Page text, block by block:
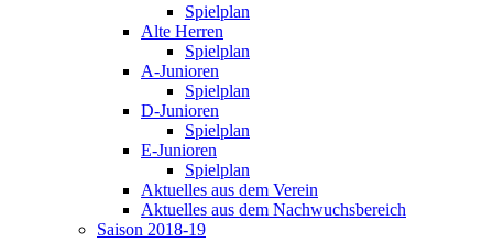
Spielplan
Alte Herren
Spielplan
A-Junioren
Spielplan
D-Junioren
Spielplan
E-Junioren
Spielplan
Aktuelles aus dem Verein
Aktuelles aus dem Nachwuchsbereich
Saison 2018-19